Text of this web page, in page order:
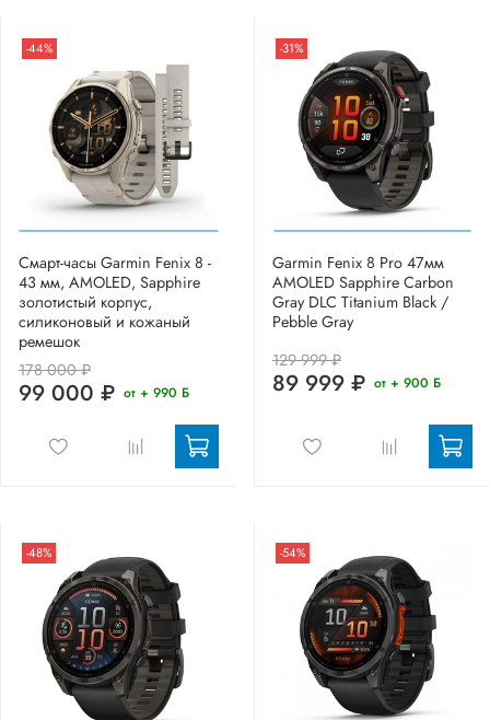
-44%
Смарт-часы Garmin Fenix 8 -
43 мм, AMOLED, Sapphire
золотистый корпус,
силиконовый и кожаный
ремешок
178 000 ₽
99 000 ₽ от + 990 Б
-31%
Garmin Fenix 8 Pro 47мм
AMOLED Sapphire Carbon
Gray DLC Titanium Black /
Pebble Gray
129 999 ₽
89 999 ₽ от + 900 Б
-48% -54%